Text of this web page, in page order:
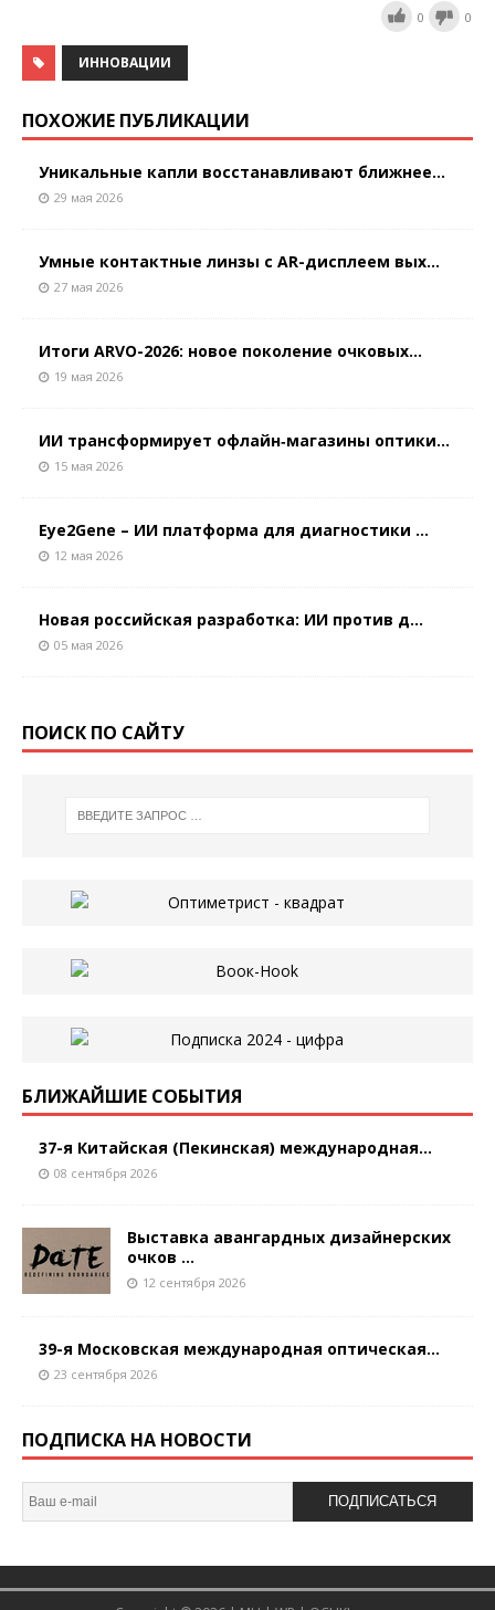
0 0
ИННОВАЦИИ
ПОХОЖИЕ ПУБЛИКАЦИИ
Уникальные капли восстанавливают ближнее...
29 мая 2026
Умные контактные линзы с AR-дисплеем вых...
27 мая 2026
Итоги ARVO-2026: новое поколение очковых...
19 мая 2026
ИИ трансформирует офлайн‑магазины оптики...
15 мая 2026
Eye2Gene – ИИ платформа для диагностики ...
12 мая 2026
Новая российская разработка: ИИ против д...
05 мая 2026
ПОИСК ПО САЙТУ
БЛИЖАЙШИЕ СОБЫТИЯ
37-я Китайская (Пекинская) международная...
08 сентября 2026
Выставка авангардных дизайнерских
очков ...
12 сентября 2026
39-я Московская международная оптическая...
23 сентября 2026
ПОДПИСКА НА НОВОСТИ
ПОДПИСАТЬСЯ